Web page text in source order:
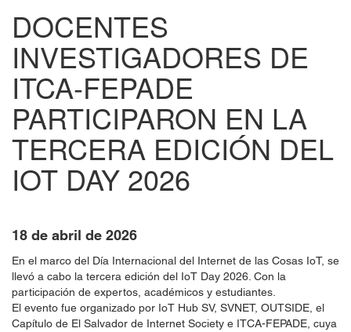
DOCENTES
INVESTIGADORES DE
ITCA-FEPADE
PARTICIPARON EN LA
TERCERA EDICIÓN DEL
IOT DAY 2026
18 de abril de 2026
En el marco del Día Internacional del Internet de las Cosas IoT, se
llevó a cabo la tercera edición del IoT Day 2026. Con la
participación de expertos, académicos y estudiantes.
El evento fue organizado por IoT Hub SV, SVNET, OUTSIDE, el
Capítulo de El Salvador de Internet Society e ITCA-FEPADE, cuya